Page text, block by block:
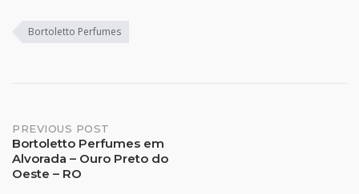
Bortoletto Perfumes
Post
navigation
PREVIOUS POST
Bortoletto Perfumes em
Alvorada – Ouro Preto do
Oeste – RO